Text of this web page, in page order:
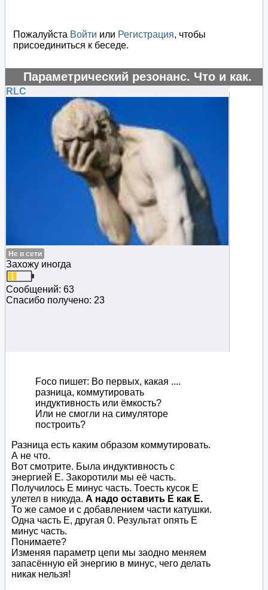
Пожалуйста Войти или Регистрация, чтобы
присоединиться к беседе.
Параметрический резонанс. Что и как.
#16227
RLC
Не в сети
Захожу иногда
Сообщений: 63
Спасибо получено: 23
Foco пишет: Во первых, какая ....
разница, коммутировать
индуктивность или ёмкость?
Или не смогли на симуляторе
построить?
Разница есть каким образом коммутировать.
А не что.
Вот смотрите. Была индуктивность с
энергией Е. Закоротили мы её часть.
Получилось Е минус часть. Тоесть кусок Е
улетел в никуда. А надо оставить Е как Е.
То же самое и с добавлением части катушки.
Одна часть Е, другая 0. Результат опять Е
минус часть.
Понимаете?
Изменяя параметр цепи мы заодно меняем
запасённую ей энергию в минус, чего делать
никак нельзя!